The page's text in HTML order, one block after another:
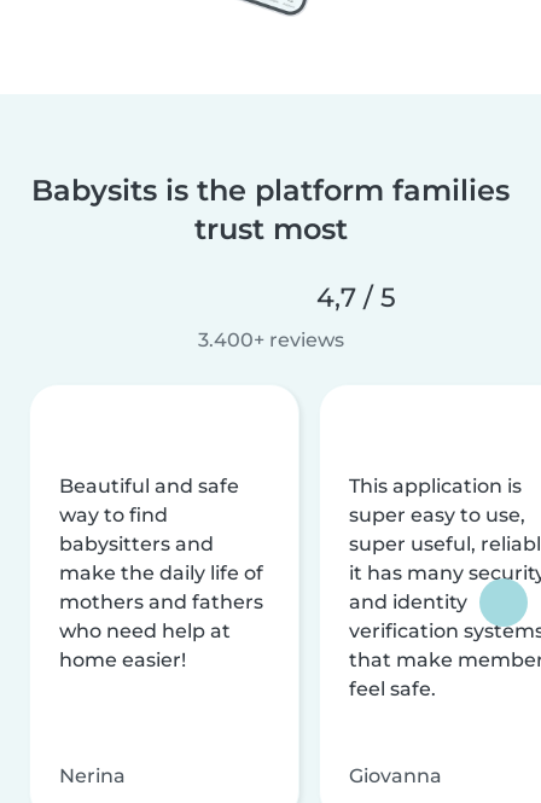
Babysits is the platform families
trust most
4,7 / 5
3.400+ reviews
Beautiful and safe
way to find
babysitters and
make the daily life of
mothers and fathers
who need help at
home easier!
Nerina
This application is
super easy to use,
super useful,
it has many
and identity
verification
that make
feel safe.
Giovanna